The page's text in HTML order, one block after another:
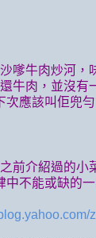
嗲牛肉炒河，
牛肉，並沒有
次應該叫佢兜勻
前介紹過的小
中不能或缺的一